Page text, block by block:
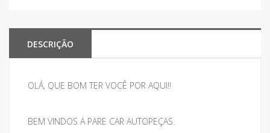
DESCRIÇÃO
OLÁ, QUE BOM TER VOCÊ POR AQUI!!
BEM VINDOS A PARE CAR AUTOPEÇAS.